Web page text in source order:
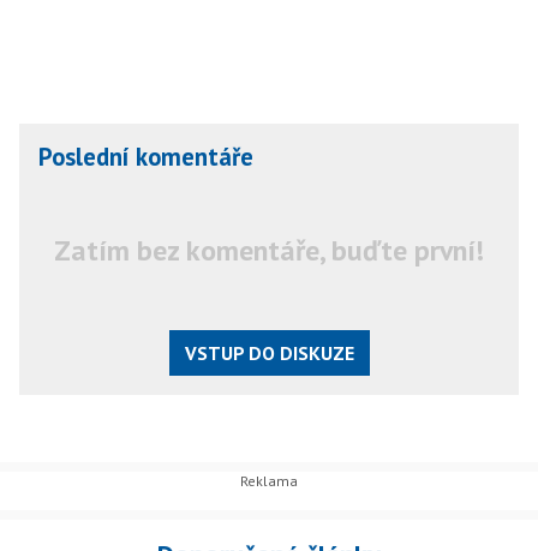
Poslední komentáře
Zatím bez komentáře, buďte první!
VSTUP DO DISKUZE